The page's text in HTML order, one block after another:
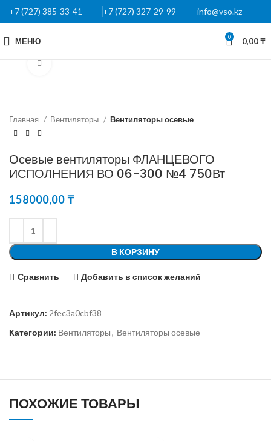
+7 (727) 385-33-41 +7 (727) 327-29-99 info@vso.kz
МЕНЮ 0 0,00₸
Главная Вентиляторы Вентиляторы осевые
Осевые вентиляторы ФЛАНЦЕВОГО
ИСПОЛНЕНИЯ ВО 06-300 №4 750Вт
158000,00₸
В КОРЗИНУ
Сравнить Добавить в список желаний
Артикул: 2fec3a0cbf38
Категории: Вентиляторы, Вентиляторы осевые
ПОХОЖИЕ ТОВАРЫ